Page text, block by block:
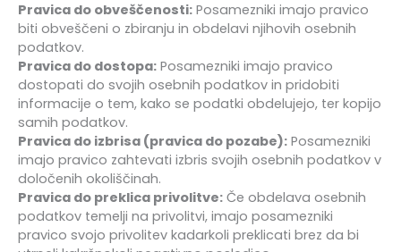
Pravica do obveščenosti: Posamezniki imajo pravico
biti obveščeni o zbiranju in obdelavi njihovih osebnih
podatkov.
Pravica do dostopa: Posamezniki imajo pravico
dostopati do svojih osebnih podatkov in pridobiti
informacije o tem, kako se podatki obdelujejo, ter kopijo
samih podatkov.
Pravica do izbrisa (pravica do pozabe): Posamezniki
imajo pravico zahtevati izbris svojih osebnih podatkov v
določenih okoliščinah.
Pravica do preklica privolitve: Če obdelava osebnih
podatkov temelji na privolitvi, imajo posamezniki
pravico svojo privolitev kadarkoli preklicati brez da bi